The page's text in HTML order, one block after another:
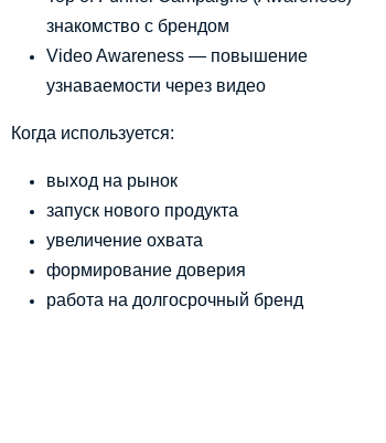
знакомство с брендом
Video Awareness — повышение
узнаваемости через видео
Когда используется:
выход на рынок
запуск нового продукта
увеличение охвата
формирование доверия
работа на долгосрочный бренд